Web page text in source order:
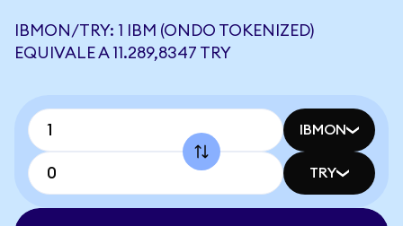
IBMON/TRY: 1 IBM (ONDO TOKENIZED)
EQUIVALE A 11.289,8347 TRY
IBMON
TRY